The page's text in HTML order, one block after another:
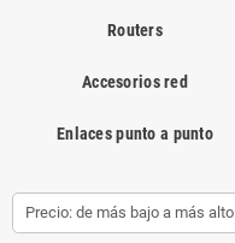
Routers
Accesorios red
Enlaces punto a punto
Precio: de más bajo a más alto